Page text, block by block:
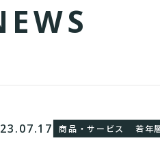
EWS
商品・サービス 若年